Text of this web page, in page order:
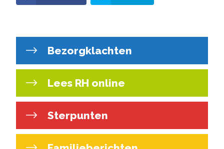
Bezorgklachten
Lees RH online
Sterpunten